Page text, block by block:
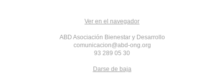
Ver en el navegador
ABD Asociación Bienestar y Desarrollo
comunicacion@abd-ong.org
93 289 05 30
Darse de baja